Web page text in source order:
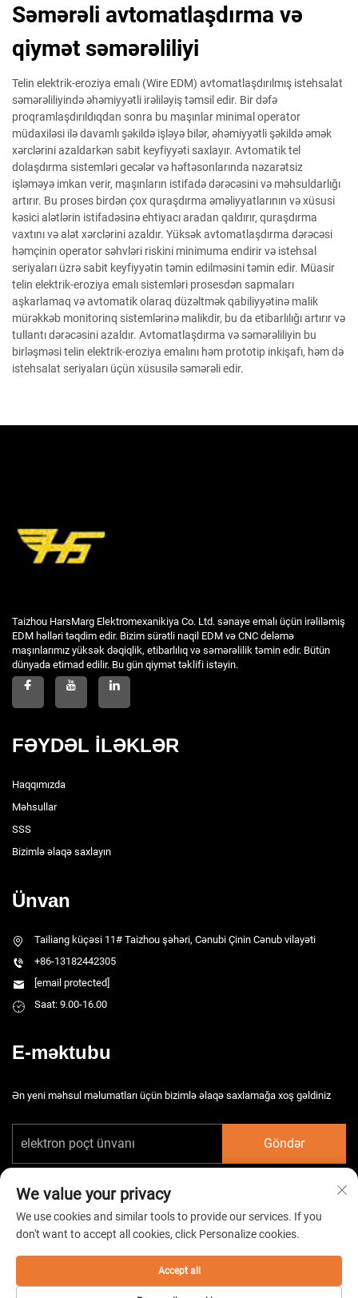
Səmərəli avtomatlaşdırma və
qiymət səmərəliliyi
Telin elektrik-eroziya emalı (Wire EDM) avtomatlaşdırılmış istehsalat
səmərəliliyində əhəmiyyətli irəliləyiş təmsil edir. Bir dəfə
proqramlaşdırıldıqdan sonra bu maşınlar minimal operator
müdaxiləsi ilə davamlı şəkildə işləyə bilər, əhəmiyyətli şəkildə əmək
xərclərini azaldarkən sabit keyfiyyəti saxlayır. Avtomatik tel
dolaşdırma sistemləri gecələr və həftəsonlarında nəzarətsiz
işləməyə imkan verir, maşınların istifadə dərəcəsini və məhsuldarlığı
artırır. Bu proses birdən çox quraşdırma əməliyyatlarının və xüsusi
kəsici alətlərin istifadəsinə ehtiyacı aradan qaldırır, quraşdırma
vaxtını və alət xərclərini azaldır. Yüksək avtomatlaşdırma dərəcəsi
həmçinin operator səhvləri riskini minimuma endirir və istehsal
seriyaları üzrə sabit keyfiyyətin təmin edilməsini təmin edir. Müasir
telin elektrik-eroziya emalı sistemləri prosesdən sapmaları
aşkarlamaq və avtomatik olaraq düzəltmək qabiliyyətinə malik
mürəkkəb monitorinq sistemlərinə malikdir, bu da etibarlılığı artırır və
tullantı dərəcəsini azaldır. Avtomatlaşdırma və səmərəliliyin bu
birləşməsi telin elektrik-eroziya emalını həm prototip inkişafı, həm də
istehsalat seriyaları üçün xüsusilə səmərəli edir.
Taizhou HarsMarg Elektromexanikiya Co. Ltd. sənaye emalı üçün irəliləmiş
EDM həlləri təqdim edir. Bizim sürətli naqil EDM və CNC deləmə
maşınlarımız yüksək dəqiqlik, etibarlılıq və səmərəlilik təmin edir. Bütün
dünyada etimad edilir. Bu gün qiymət təklifi istəyin.
FƏYDƏL İLƏKLƏR
Haqqımızda
Məhsullar
SSS
Bizimlə əlaqə saxlayın
Ünvan
Tailiang küçəsi 11# Taizhou şəhəri, Cənubi Çinin Cənub vilayəti
+86-13182442305
[email protected]
Saat: 9.00-16.00
E-məktubu
Ən yeni məhsul məlumatları üçün bizimlə əlaqə saxlamağa xoş gəldiniz
Göndər
hüquqlar qorunur. - Gizlilik Siyasəti
We value your privacy
We use cookies and similar tools to provide our services. If you
don't want to accept all cookies, click Personalize cookies.
Accept all